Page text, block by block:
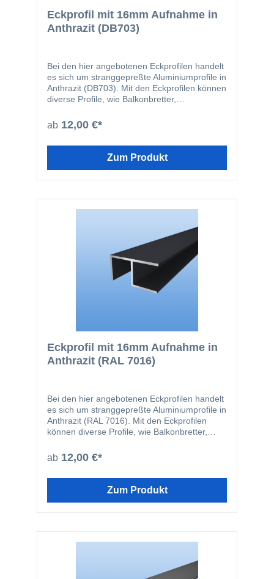
Eckprofil mit 16mm Aufnahme in
Anthrazit (DB703)
Bei den hier angebotenen Eckprofilen handelt
es sich um stranggepreßte Aluminiumprofile in
Anthrazit (DB703). Mit den Eckprofilen können
diverse Profile, wie Balkonbretter,
problemlos im 90 Grad Winkel miteinander
verbunden werden. Selbstverständlich können
16mm mit diesen Profilen verlegt werden.
ab 12,00 €*
Zum Produkt
Eckprofil mit 16mm Aufnahme in
Anthrazit (RAL 7016)
Bei den hier angebotenen Eckprofilen handelt
es sich um stranggepreßte Aluminiumprofile in
Anthrazit (RAL 7016). Mit den Eckprofilen
können diverse Profile, wie Balkonbretter,
problemlos im 90 Grad Winkel miteinander
verbunden werden. Selbstverständlich können
16mm mit diesen Profilen verlegt werden.
ab 12,00 €*
Zum Produkt